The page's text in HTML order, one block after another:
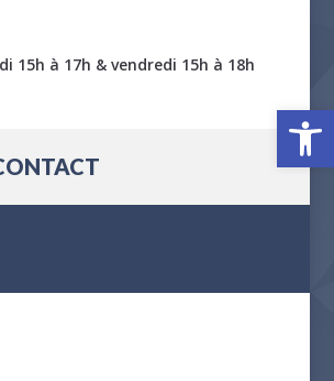
15h à 17h & vendredi 15h à 18h